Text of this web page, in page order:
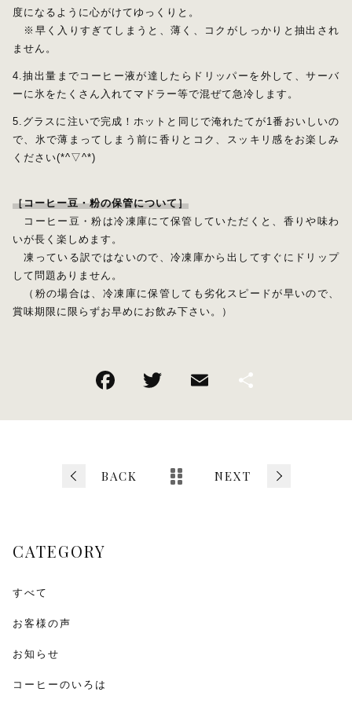
度になるように心がけてゆっくりと。
※早く入りすぎてしまうと、薄く、コクがしっかりと抽出され
ません。
4.抽出量までコーヒー液が達したらドリッパーを外して、サーバ
ーに氷をたくさん入れてマドラー等で混ぜて急冷します。
5.グラスに注いで完成！ホットと同じで淹れたてが1番おいしいの
で、氷で薄まってしまう前に香りとコク、スッキリ感をお楽しみ
ください(*^▽^*)
［コーヒー豆・粉の保管について］
コーヒー豆・粉は冷凍庫にて保管していただくと、香りや味わ
いが長く楽しめます。
凍っている訳ではないので、冷凍庫から出してすぐにドリップ
して問題ありません。
（粉の場合は、冷凍庫に保管しても劣化スピードが早いので、
賞味期限に限らずお早めにお飲み下さい。）
b
BACK NEXT
CATEGORY
すべて
お客様の声
お知らせ
コーヒーのいろは